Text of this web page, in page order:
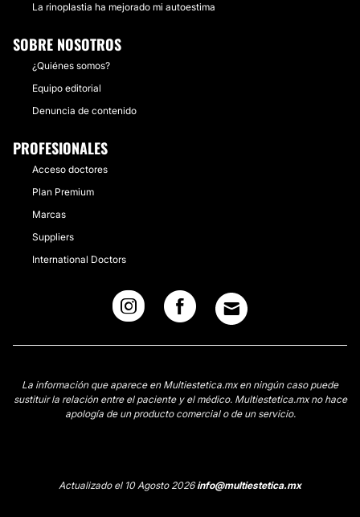
La rinoplastia ha mejorado mi autoestima
SOBRE NOSOTROS
¿Quiénes somos?
Equipo editorial
Denuncia de contenido
PROFESIONALES
Acceso doctores
Plan Premium
Marcas
Suppliers
International Doctors
La información que aparece en Multiestetica.mx en ningún caso puede
sustituir la relación entre el paciente y el médico. Multiestetica.mx no hace
apología de un producto comercial o de un servicio.
Actualizado el 10 Agosto 2026info@multiestetica.mx